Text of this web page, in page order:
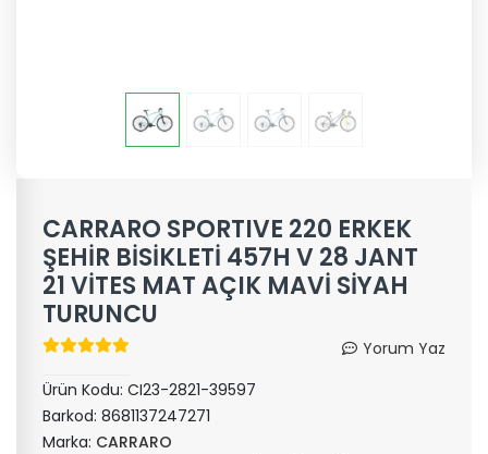
CARRARO SPORTIVE 220 ERKEK
ŞEHİR BİSİKLETİ 457H V 28 JANT
21 VİTES MAT AÇIK MAVİ SİYAH
TURUNCU
Yorum Yaz
Ürün Kodu: CI23-2821-39597
Barkod: 8681137247271
Marka: CARRARO